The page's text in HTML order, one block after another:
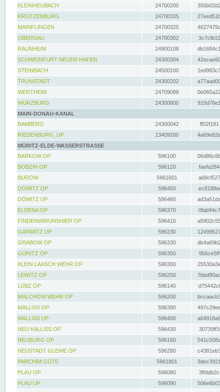
KLEINHEUBACH 24700200
KROTZENBURG
24700335
MAINFLINGEN
24700325
OBERNAU
24700302
RAUNHEIM
24900108
SCHWEINFURT NEUER HAFEN
24300304
STEINBACH
24500100
TRUNSTADT
24300202
WERTHEIM
24709089
WÜRZBURG
24300600
MAIN-DONAU-KANAL
BAMBERG
24300042
RIEDENBURG_UP
13409200
MÜRITZ-ELDE-WASSERSTRASSE
BARKOW OP
596100
BOBZIN OP
596120
BUROW
5961601
DÖMITZ OP
596450
DÖMITZ UP
596460
ELDENA OP
596370
FINDENWIRUNSHIER OP
596410
GARWITZ UP
596230
GRABOW OP
596330
GÜRITZ OP
596350
KLEIN LAASCH WEHR OP
596300
LEWITZ OP
596250
LÜBZ OP
596140
MALCHOW WEHR OP
596200
MALLISS OP
596390
MALLISS UP
596400
NEU KALLISS OP
596430
NEUBURG OP
596160
NEUSTADT GLEWE OP
596280
PARCHIM GÜTE
5961801
PLAU OP
596080
PLAU UP
596090